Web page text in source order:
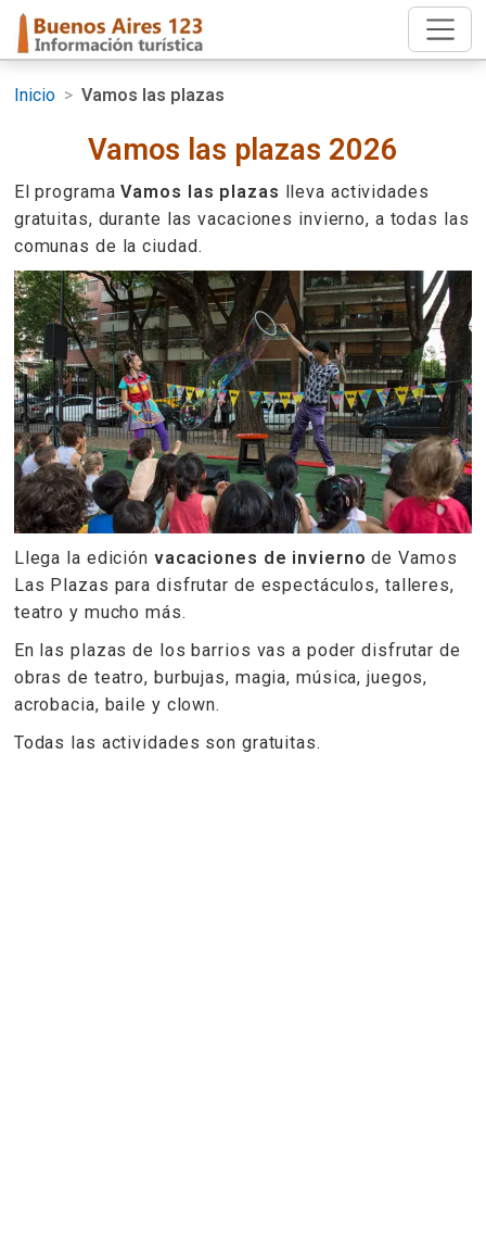
Inicio > Vamos las plazas
Vamos las plazas 2026
El programaVamos las plazas lleva actividades
gratuitas, durante las vacaciones invierno, a todas las
comunas de la ciudad.
Llega la edición vacaciones de inviernode Vamos
Las Plazas para disfrutar de espectáculos, talleres,
teatro y mucho más.
En las plazas de los barrios vas a poder disfrutar de
obras de teatro, burbujas, magia, música, juegos,
acrobacia, baile y clown.
Todas las actividades son gratuitas.